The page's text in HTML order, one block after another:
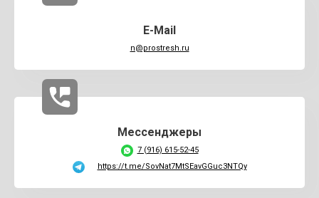
E-Mail
n@prostresh.ru
Мессенджеры
7 (916) 615-52-45
https://t.me/SovNat7MtSEavGGuc3NTQy